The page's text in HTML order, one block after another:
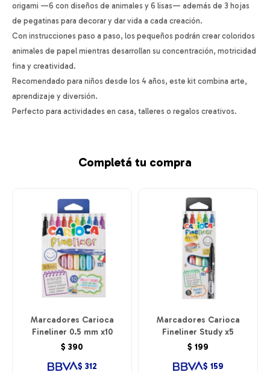
origami —6 con diseños de animales y 6 lisas— además de 3 hojas
de pegatinas para decorar y dar vida a cada creación.
Con instrucciones paso a paso, los pequeños podrán crear coloridos
animales de papel mientras desarrollan su concentración, motricidad
fina y creatividad.
Recomendado para niños desde los 4 años, este kit combina arte,
aprendizaje y diversión.
Perfecto para actividades en casa, talleres o regalos creativos.
Completá tu compra
Marcadores Carioca
Fineliner 0.5 mm x10
$ 390
$ 312
Marcadores Carioca
Fineliner Study x5
$ 199
$ 159